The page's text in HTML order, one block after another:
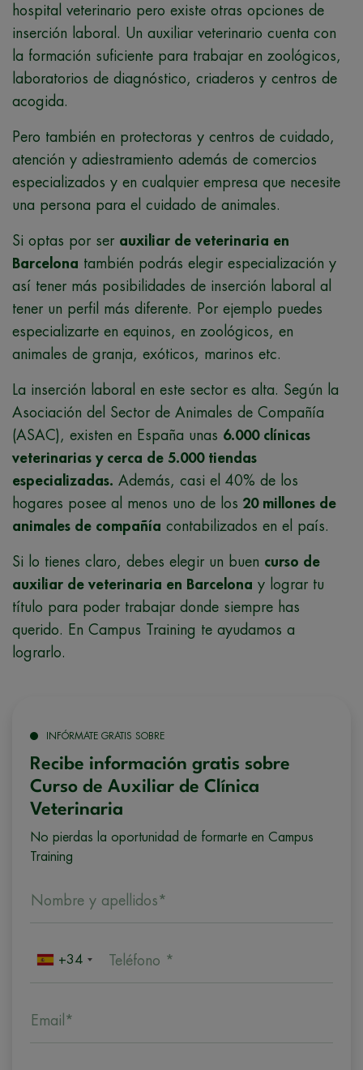
hospital veterinario pero existe otras opciones de
inserción laboral. Un auxiliar veterinario cuenta con
la formación suficiente para trabajar en zoológicos,
laboratorios de diagnóstico, criaderos y centros de
acogida.
Pero también en protectoras y centros de cuidado,
atención y adiestramiento además de comercios
especializados y en cualquier empresa que necesite
una persona para el cuidado de animales.
Si optas por ser auxiliar de veterinaria en
Barcelona también podrás elegir especialización y
así tener más posibilidades de inserción laboral al
tener un perfil más diferente. Por ejemplo puedes
especializarte en equinos, en zoológicos, en
animales de granja, exóticos, marinos etc.
La inserción laboral en este sector es alta. Según la
Asociación del Sector de Animales de Compañía
(ASAC), existen en España unas 6.000 clínicas
veterinarias y cerca de 5.000 tiendas
especializadas. Además, casi el 40% de los
hogares posee al menos uno de los 20 millones de
animales de compañía contabilizados en el país.
Si lo tienes claro, debes elegir un buen curso de
auxiliar de veterinaria en Barcelona y lograr tu
título para poder trabajar donde siempre has
querido. En Campus Training te ayudamos a
lograrlo.
INFÓRMATE GRATIS SOBRE
Recibe información gratis sobre
Curso de Auxiliar de Clínica
Veterinaria
No pierdas la oportunidad de formarte en Campus
Training
Nombre y apellidos*
+34 Teléfono *
Email*